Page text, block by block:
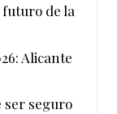
de la
Alicante
ser seguro